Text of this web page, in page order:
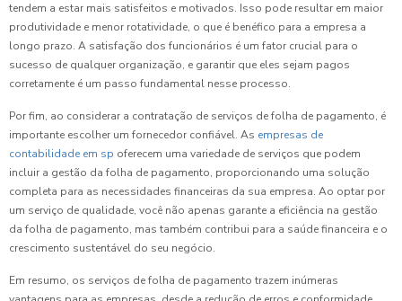
tendem a estar mais satisfeitos e motivados. Isso pode resultar em maior
produtividade e menor rotatividade, o que é benéfico para a empresa a
longo prazo. A satisfação dos funcionários é um fator crucial para o
sucesso de qualquer organização, e garantir que eles sejam pagos
corretamente é um passo fundamental nesse processo.
Por fim, ao considerar a contratação de serviços de folha de pagamento, é
importante escolher um fornecedor confiável. As empresas de
contabilidade em sp oferecem uma variedade de serviços que podem
incluir a gestão da folha de pagamento, proporcionando uma solução
completa para as necessidades financeiras da sua empresa. Ao optar por
um serviço de qualidade, você não apenas garante a eficiência na gestão
da folha de pagamento, mas também contribui para a saúde financeira e o
crescimento sustentável do seu negócio.
Em resumo, os serviços de folha de pagamento trazem inúmeras